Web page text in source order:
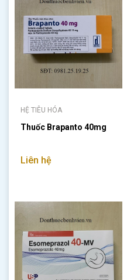
HỆ TIÊU HÓA
Thuốc Brapanto 40mg
Liên hệ